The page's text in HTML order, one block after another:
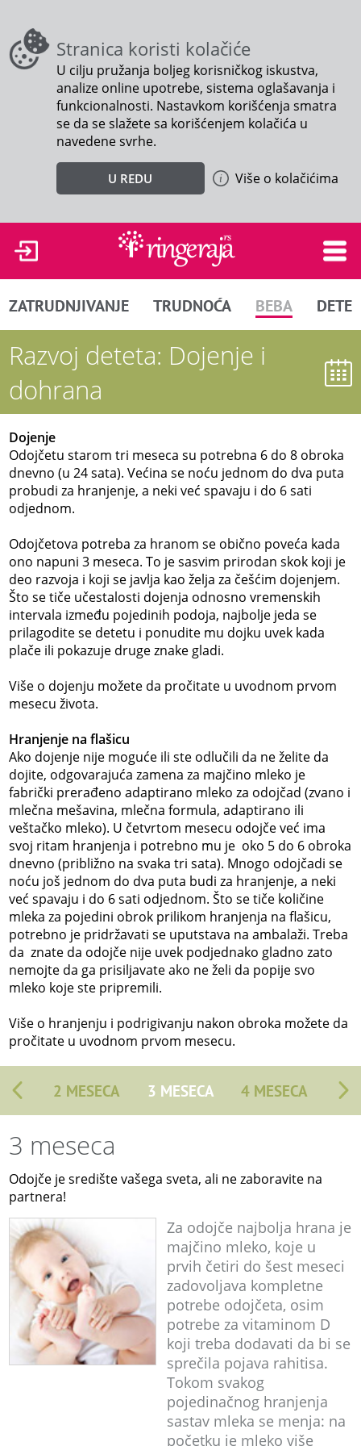
Stranica koristi kolačiće
U cilju pružanja boljeg korisničkog iskustva,
analize online upotrebe, sistema oglašavanja i
funkcionalnosti. Nastavkom korišćenja smatra
se da se slažete sa korišćenjem kolačića u
navedene svrhe.
U REDU Više o kolačićima
ZATRUDNJIVANJE TRUDNOĆA BEBA DETE
Razvoj deteta: Dojenje i
dohrana
Dojenje
Odojčetu starom tri meseca su potrebna 6 do 8 obroka
dnevno (u 24 sata). Većina se noću jednom do dva puta
probudi za hranjenje, a neki već spavaju i do 6 sati
odjednom.
Odojčetova potreba za hranom se obično poveća kada
ono napuni 3 meseca. To je sasvim prirodan skok koji je
deo razvoja i koji se javlja kao želja za češćim dojenjem.
Što se tiče učestalosti dojenja odnosno vremenskih
intervala između pojedinih podoja, najbolje jeda se
prilagodite se detetu i ponudite mu dojku uvek kada
plače ili pokazuje druge znake gladi.
Više o dojenju možete da pročitate u uvodnom prvom
mesecu života.
Hranjenje na flašicu
Ako dojenje nije moguće ili ste odlučili da ne želite da
dojite, odgovarajuća zamena za majčino mleko je
fabrički prerađeno adaptirano mleko za odojčad (zvano i
mlečna mešavina, mlečna formula, adaptirano ili
veštačko mleko). U četvrtom mesecu odojče već ima
svoj ritam hranjenja i potrebno mu je oko 5 do 6 obroka
dnevno (približno na svaka tri sata). Mnogo odojčadi se
noću još jednom do dva puta budi za hranjenje, a neki
već spavaju i do 6 sati odjednom. Što se tiče količine
mleka za pojedini obrok prilikom hranjenja na flašicu,
potrebno je pridržavati se uputstava na ambalaži. Treba
da znate da odojče nije uvek podjednako gladno zato
nemojte da ga prisiljavate ako ne želi da popije svo
mleko koje ste pripremili.
Više o hranjenju i podrigivanju nakon obroka možete da
pročitate u uvodnom prvom mesecu.
2 MESECA 3 MESECA 4 MESECA
3 meseca
Odojče je središte vašega sveta, ali ne zaboravite na
partnera!
Za odojče najbolja hrana je
majčino mleko, koje u
prvih četiri do šest meseci
zadovoljava kompletne
potrebe odojčeta, osim
potrebe za vitaminom D
koji treba dodavati da bi se
sprečila pojava rahitisa.
Tokom svakog
pojedinačnog hranjenja
sastav mleka se menja: na
početku je mleko više